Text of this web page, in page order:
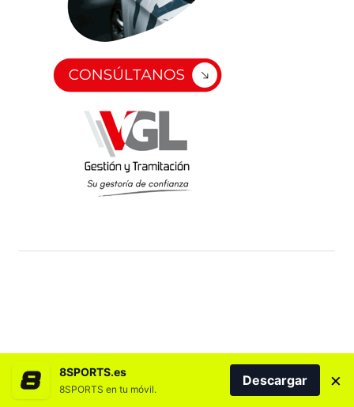
8SPORTS.es
8SPORTS en tu móvil.
Descargar ×